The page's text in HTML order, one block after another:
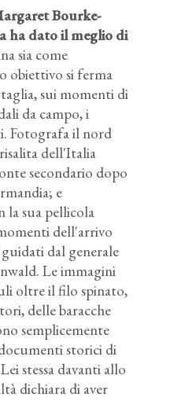
Bourke-
ha dato il meglio di
sia come
obiettivo si ferma
sui momenti di
da campo, i
Fotografa il nord
dell'Italia
secondario dopo
e
sua pellicola
dell'arrivo
dal generale
Le immagini
oltre il filo spinato,
delle baracche
semplicemente
storici di
stessa davanti allo
dichiara di aver